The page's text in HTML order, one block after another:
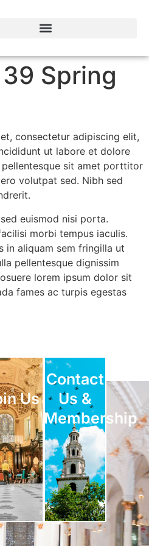
Spring
consectetur adipiscing elit,
ut labore et dolore
pellentesque sit amet porttitor
volutpat sed. Nibh sed
euismod nisi porta.
morbi tempus iaculis.
in aliquam sem fringilla ut
pellentesque dignissim
lorem ipsum dolor sit
fames ac turpis egestas
Us
Contact
Us &
Membership